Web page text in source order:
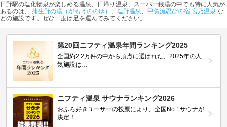
日野駅の塩化物泉が楽しめる温泉、日帰り温泉、スーパー銭湯の中でも特に人気が
あるのは、 蒲生野の湯（がもうののゆ） 、 塩野温泉、 甲賀流忍びの宿 宮乃温泉 な
どの施設です。ぜひ一度は足を運んでみてください。
第20回ニフティ温泉年間ランキング2025
全国約2.2万件の中から頂点に選ばれた、2025年の人
気施設は…
ニフティ温泉 サウナランキング2026
おふろ好きユーザーの投票により、全国No.1サウナが
決定！